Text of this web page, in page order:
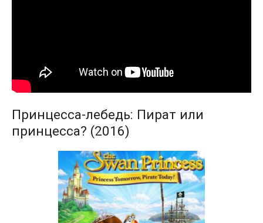
Принцесса-лебедь: Пират или
принцесса? (2016)